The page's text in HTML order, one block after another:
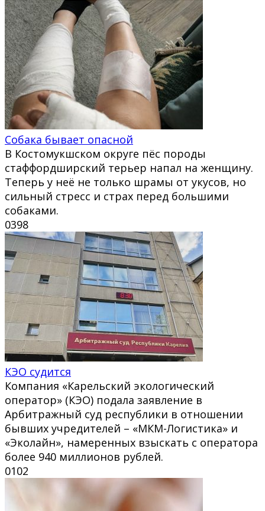
Собака бывает опасной
В Костомукшском округе пёс породы
стаффордширский терьер напал на женщину.
Теперь у неё не только шрамы от укусов, но
сильный стресс и страх перед большими
собаками.
0398
КЭО судится
Компания «Карельский экологический
оператор» (КЭО) подала заявление в
Арбитражный суд республики в отношении
бывших учредителей – «МКМ-Логистика» и
«Эколайн», намеренных взыскать с оператора
более 940 миллионов рублей.
0102